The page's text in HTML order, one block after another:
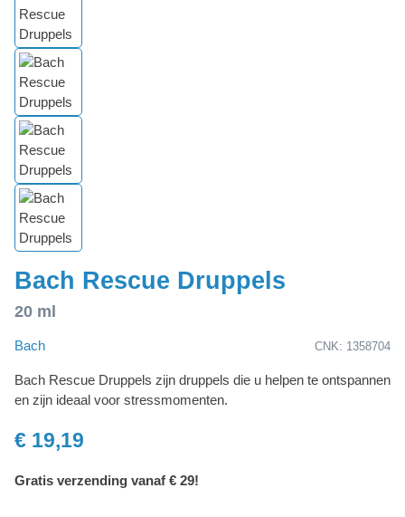
Bach Rescue Druppels
20 ml
Bach CNK: 1358704
Bach Rescue Druppels zijn druppels die u helpen te ontspannen
en zijn ideaal voor stressmomenten.
€ 19,19
Gratis verzending vanaf € 29!